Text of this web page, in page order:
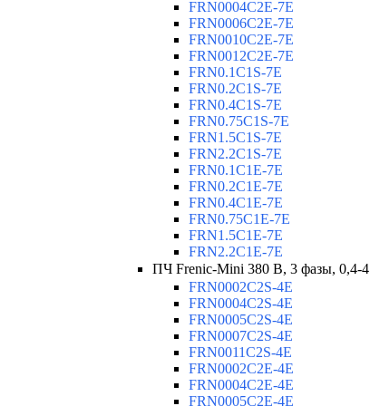
FRN0004C2E-7E
FRN0006C2E-7E
FRN0010C2E-7E
FRN0012C2E-7E
FRN0.1C1S-7E
FRN0.2C1S-7E
FRN0.4C1S-7E
FRN0.75C1S-7E
FRN1.5C1S-7E
FRN2.2C1S-7E
FRN0.1C1E-7E
FRN0.2C1E-7E
FRN0.4C1E-7E
FRN0.75C1E-7E
FRN1.5C1E-7E
FRN2.2C1E-7E
ПЧ Frenic-Mini 380 В, 3 фазы, 0,4-
FRN0002C2S-4E
FRN0004C2S-4E
FRN0005C2S-4E
FRN0007C2S-4E
FRN0011C2S-4E
FRN0002C2E-4E
FRN0004C2E-4E
FRN0005C2E-4E